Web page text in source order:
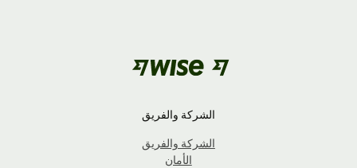
الشركة والفريق
الشركة والفريق
الأمان